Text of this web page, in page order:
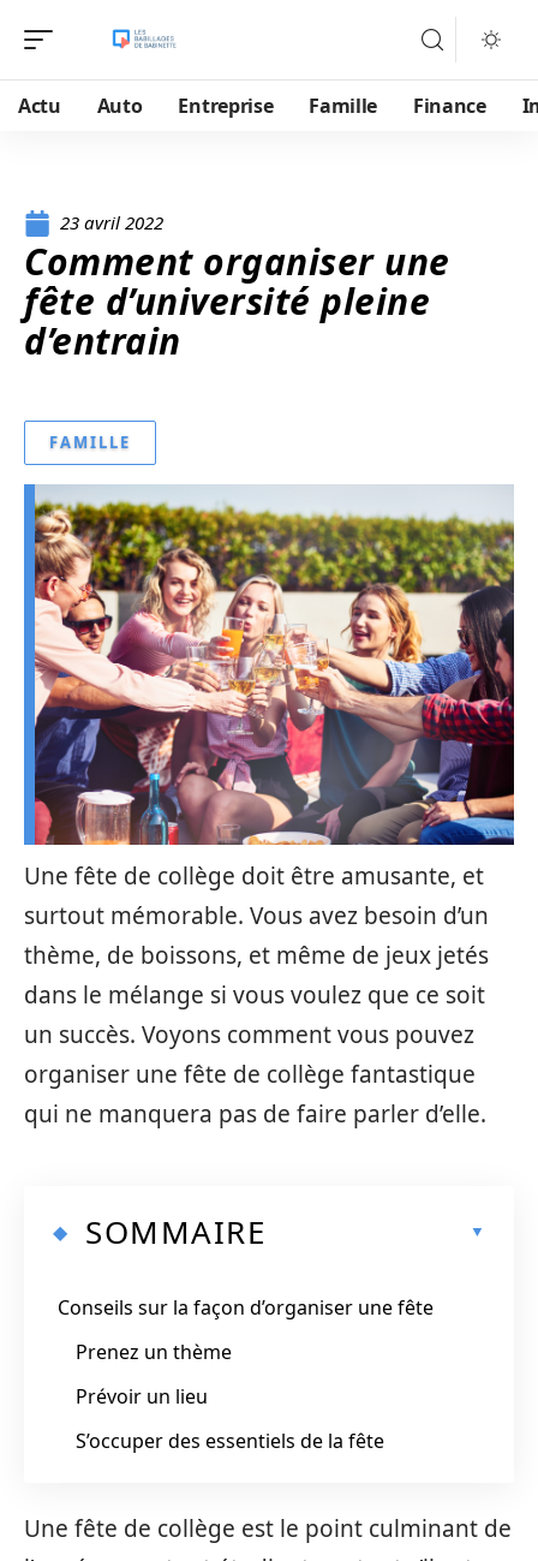
Actu Auto Entreprise Famille Finance
23 avril 2022
Comment organiser une
fête d’université pleine
d’entrain
FAMILLE
Une fête de collège doit être amusante, et
surtout mémorable. Vous avez besoin d’un
thème, de boissons, et même de jeux jetés
dans le mélange si vous voulez que ce soit
un succès. Voyons comment vous pouvez
organiser une fête de collège fantastique
qui ne manquera pas de faire parler d’elle.
SOMMAIRE
Conseils sur la façon d’organiser une fête
Prenez un thème
Prévoir un lieu
S’occuper des essentiels de la fête
Une fête de collège est le point culminant de